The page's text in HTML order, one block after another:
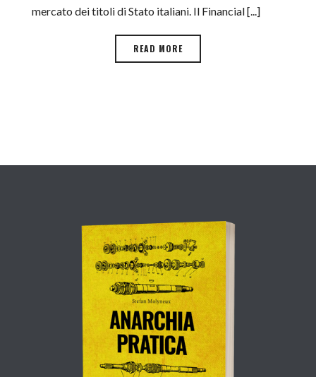
mercato dei titoli di Stato italiani. Il Financial [...]
READ MORE